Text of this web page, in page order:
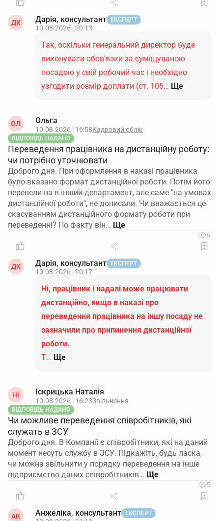
ДК Дарія, консультант ЕКСПЕРТ
10.08.2026 | 20:13
Так, оскільки генеральний директор буде
виконувати обов’язки за суміщуваною
посадою у свій робочий час і необхідно
узгодити розмір доплати (ст. 105… Ще
ОЛ Ольга
10.08.2026 | 16:58Кадровий облік
ВІДПОВІДЬ НАДАНО
Переведення працівника на дистанційну роботу:
чи потрібно уточнювати
Доброго дня. При оформлення в наказі працівника
було вказано формат дистанційної роботи. Потім його
перевели на в інший департамент, але саме "на умовах
дистанційної роботи", не дописали. Чи вважається це
скасуванням дистанційного формату роботи при
переведенні? По факту він…
6
ДК Дарія, консультант ЕКСПЕРТ
10.08.2026 | 20:17
Ні, працівник і надалі може працювати
дистанційно, якщо в наказі про
переведення працівника на іншу посаду не
зазначили про припинення дистанційної
роботи.
Т… Ще
НІ Іскрицька Наталія
10.08.2026 | 16:23Звільнення
ВІДПОВІДЬ НАДАНО
Чи можливе переведення співробітників, які
служать в ЗСУ
Доброго дня. В Компанії є співробітники, які на даний
момент несуть службу в ЗСУ. Підкажіть, будь ласка,
чи можна звільнити у порядку переведення на інше
підприємство даних співробітників…
5
АК Анжеліка, консультант ЕКСПЕРТ